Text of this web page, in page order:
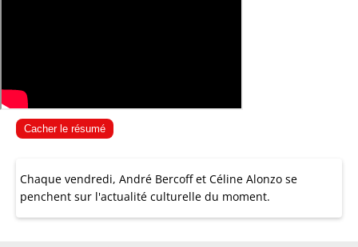
Cacher le résumé
Chaque vendredi, André Bercoff et Céline Alonzo se
penchent sur l'actualité culturelle du moment.